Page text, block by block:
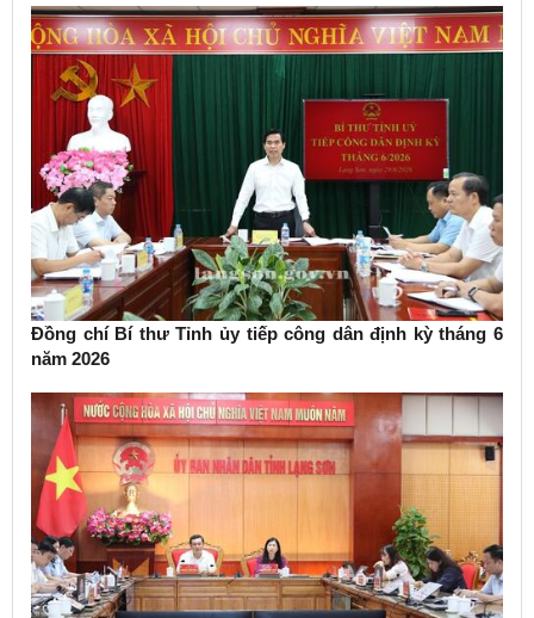
Đồng chí Bí thư Tỉnh ủy tiếp công dân định kỳ tháng 6
năm 2026